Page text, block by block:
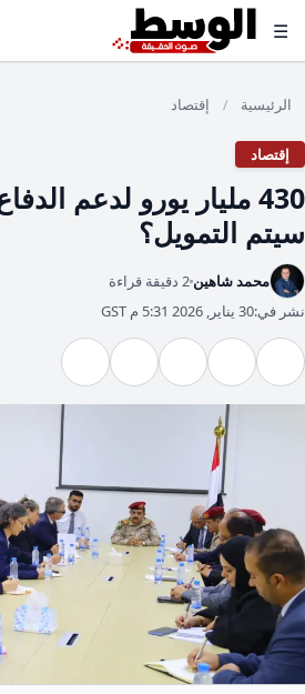
☰
الرئيسية / إقتصاد
إقتصاد
430 مليار يورو لدعم
سيتم التمويل؟
محمد شاهين 2 دقيقة قراءة
نشر في:30 يناير, 2026 5:31 م GST